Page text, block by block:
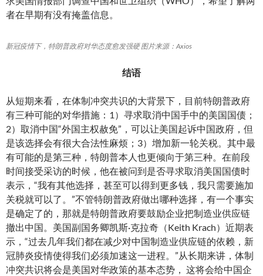
者在早期有没有掩盖信息。
新冠疫情下，特朗普政府对华态度愈发强硬 图片来源：Axios
结语
从短期来看，在体制冲突共识的大背景下，目前特朗普政府
有三种可能的对华措施：1）寻求取消中国手中的美国国债；
2）取消中国“外国主权赦免”，可以让美国起诉中国政府，但
是该选择会有很大合法性麻烦；3）增加新一轮关税。其中最
有可能的是第三种，特朗普本人也更倾向于第三种。在前段
时间接受采访的时候，他在被问到是否寻求取消美国国债时
表示，“我有其他选择，甚至可以得到更多钱，我只需要施加
关税就可以了。”不管特朗普政府做出哪种选择，有一个事实
是确定了的，那就是特朗普政府要鼓励企业把制造业供应链
撤出中国。美国副国务卿凯斯·克拉奇（Keith Krach）近期表
示，“过去几年我们都在减少对中国制造业供应链的依赖，新
冠肺炎疫情使得我们必须加速这一进程。”从长期来讲，体制
冲突共识将会是美国对华政策的基本态势， 这将会给中国企